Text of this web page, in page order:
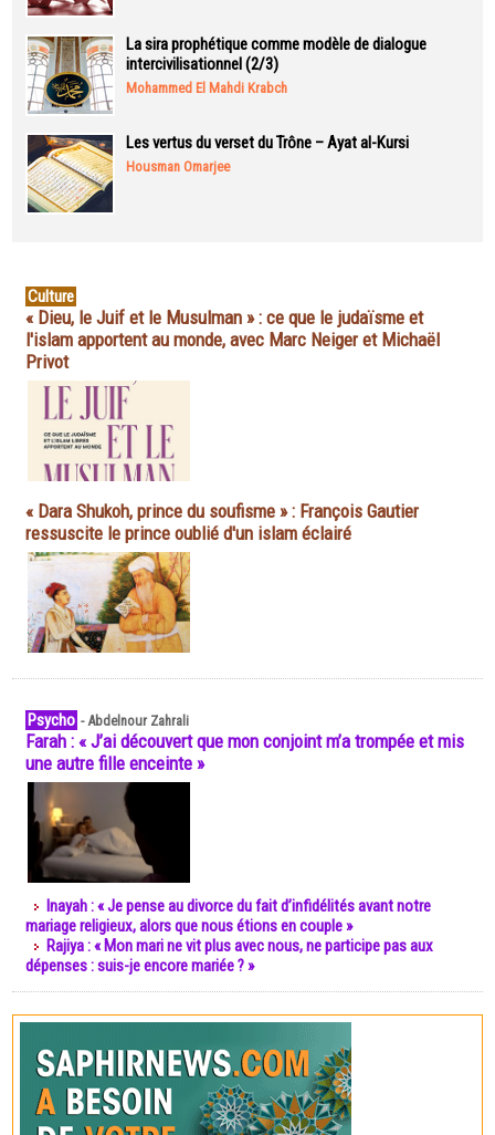
La sira prophétique comme modèle de dialogue
intercivilisationnel (2/3)
Mohammed El Mahdi Krabch
Les vertus du verset du Trône – Ayat al-Kursi
Housman Omarjee
Culture
« Dieu, le Juif et le Musulman » : ce que le judaïsme et
l'islam apportent au monde, avec Marc Neiger et Michaël
Privot
« Dara Shukoh, prince du soufisme » : François Gautier
ressuscite le prince oublié d'un islam éclairé
Psycho -Abdelnour Zahrali
Farah : « J’ai découvert que mon conjoint m’a trompée et mis
une autre fille enceinte »
Inayah : « Je pense au divorce du fait d’infidélités avant notre
mariage religieux, alors que nous étions en couple »
Rajiya : « Mon mari ne vit plus avec nous, ne participe pas aux
dépenses : suis-je encore mariée ? »